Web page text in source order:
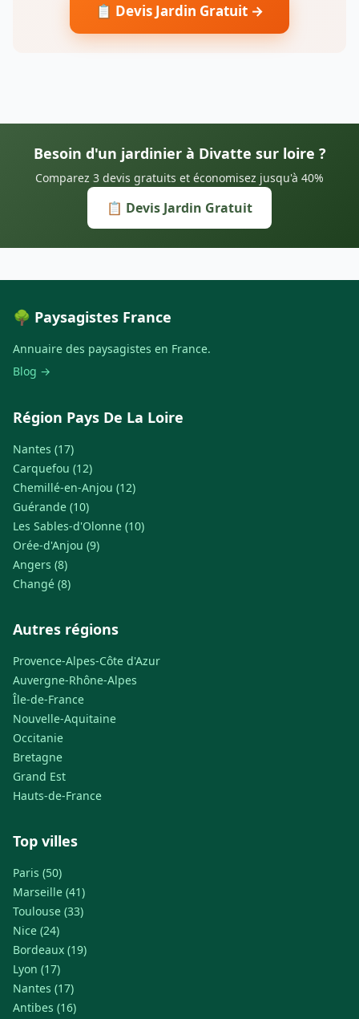
📋 Devis Jardin Gratuit →
Besoin d'un jardinier à Divatte sur loire ?
Comparez 3 devis gratuits et économisez jusqu'à 40%
📋 Devis Jardin Gratuit
🌳 Paysagistes France
Annuaire des paysagistes en France.
Blog →
Région Pays De La Loire
Nantes (17)
Carquefou (12)
Chemillé-en-Anjou (12)
Guérande (10)
Les Sables-d'Olonne (10)
Orée-d'Anjou (9)
Angers (8)
Changé (8)
Autres régions
Provence-Alpes-Côte d'Azur
Auvergne-Rhône-Alpes
Île-de-France
Nouvelle-Aquitaine
Occitanie
Bretagne
Grand Est
Hauts-de-France
Top villes
Paris (50)
Marseille (41)
Toulouse (33)
Nice (24)
Bordeaux (19)
Lyon (17)
Nantes (17)
Antibes (16)